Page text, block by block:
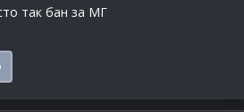
так бан за МГ